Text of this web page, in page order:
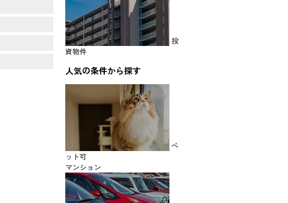
投
資物件
人気の条件から探す
ペ
ット可
マンション